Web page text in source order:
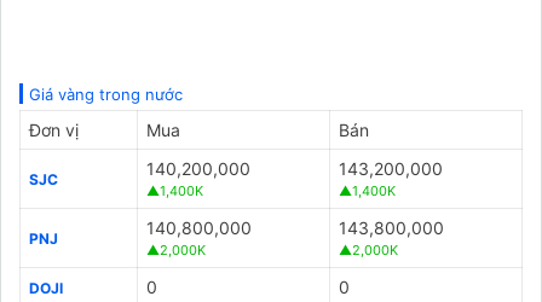
Giá vàng trong nước
Đơn vị Mua Bán
SJC
140,200,000
▲1,400K
143,200,000
▲1,400K
PNJ
140,800,000
▲2,000K
143,800,000
▲2,000K
DOJI 0 0